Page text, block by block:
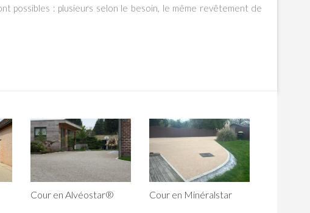
possibles : plusieurs selon le besoin, le même revêtement de
Cour en Alvéostar® Cour en Minéralstar